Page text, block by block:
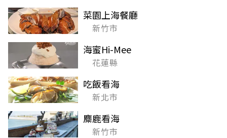
菜園上海餐廳
新竹市
海蜜Hi-Mee
花蓮縣
吃飯看海
新北市
麋鹿看海
新竹市